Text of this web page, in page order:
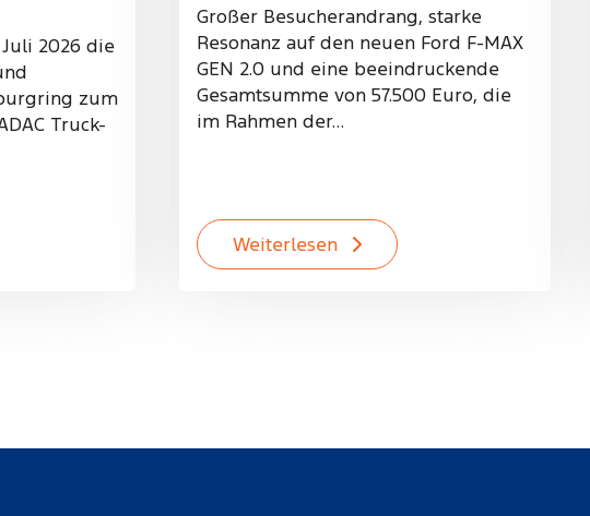
Juli 2026 die
zum
Truck-
Großer Besucherandrang, starke
Resonanz auf den neuen Ford F-MAX
GEN 2.0 und eine beeindruckende
Gesamtsumme von 57.500 Euro, die
im Rahmen der…
Weiterlesen